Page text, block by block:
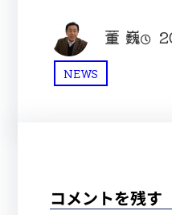
董 巍
NEWS
コメントを残す